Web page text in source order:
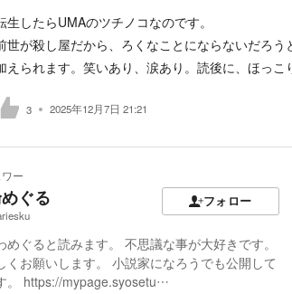
生したらUMAのツチノコなのです。
世が殺し屋だから、ろくなことにならないだろ
えられます。笑いあり、涙あり。読後に、ほっこ
3 2025年12月7日 21:21
ー
ぐる フォロー
めぐると読みます。 不思議な事が大好きです。
くお願いします。 小説家になろうでも公開して
。 https://mypage.syosetu…